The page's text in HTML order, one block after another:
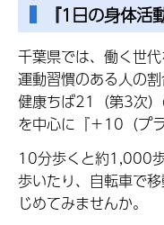
『1日の身体活
千葉県では、働く世
運動習慣のある人の
健康ちば21（第3次
を中心に『＋10（プ
10分歩くと約1,000歩
歩いたり、自転車で
じめてみませんか。